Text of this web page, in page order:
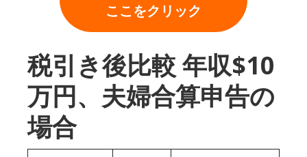
ここをクリック
税引き後比較 年収$10
万円、夫婦合算申告の
場合